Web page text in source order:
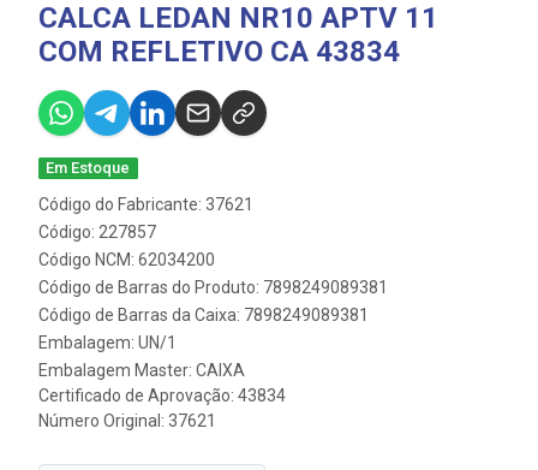
CALCA LEDAN NR10 APTV 11
COM REFLETIVO CA 43834
Em Estoque
Código do Fabricante: 37621
Código: 227857
Código NCM: 62034200
Código de Barras do Produto: 7898249089381
Código de Barras da Caixa: 7898249089381
Embalagem: UN/1
Embalagem Master: CAIXA
Certificado de Aprovação: 43834
Número Original: 37621